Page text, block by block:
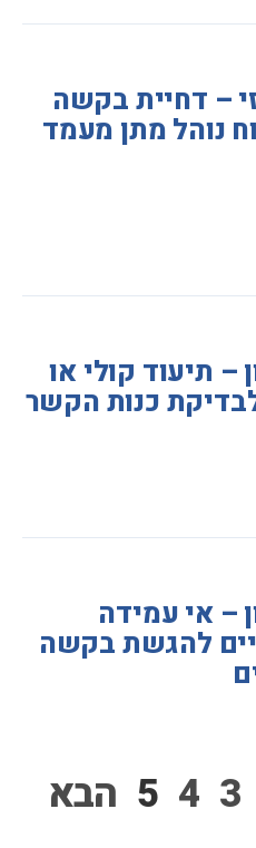
– דחיית בקשה
נוהל מתן מעמד
תיעוד קולי או
כנות הקשר
– אי עמידה
להגשת בקשה
3
4
5 הבא